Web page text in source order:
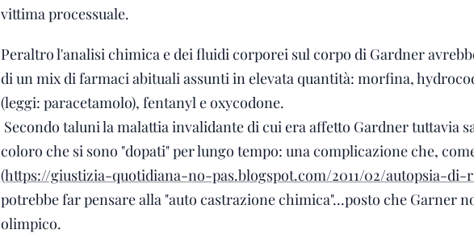
vittima processuale.
Peraltro l'analisi chimica e dei fluidi corporei sul corpo di Gardner
di un mix di farmaci abituali assunti in elevata quantità: morfina,
(leggi: paracetamolo), fentanyl e oxycodone.
Secondo taluni la malattia invalidante di cui era affetto Gardner tuttavia
coloro che si sono "dopati" per lungo tempo: una complicazione che,
(https://giustizia-quotidiana-no-pas.blogspot.com/2011/02/autopsia-
potrebbe far pensare alla "auto castrazione chimica"...posto che Garner
olimpico.